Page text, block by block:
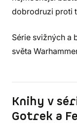
dobrodruzi proti
Série svižných a
světa
Knihy v
Gotrek a